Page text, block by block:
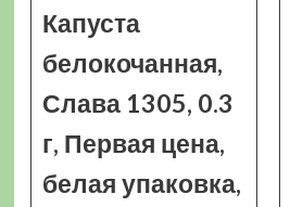
Капуста
белокочанная,
Слава 1305, 0.3
г, Первая цена,
белая упаковка,